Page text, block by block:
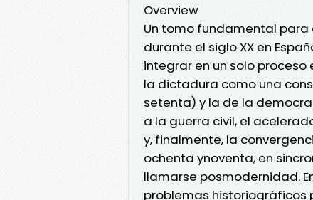
Overview
Un tomo fundamental
durante el siglo XX en
integrar en un solo
la dictadura como una
setenta) y la de la
a la guerra civil, el
y, finalmente, la
ochenta ynoventa, en
llamarse posmodernidad.
problemas historiográficos